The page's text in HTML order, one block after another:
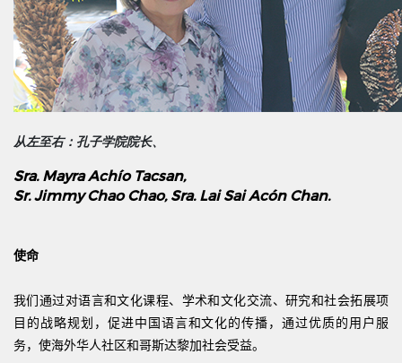
从左至右：孔子学院院长、
Sra. Mayra Achío Tacsan,
Sr. Jimmy Chao Chao, Sra. Lai Sai Acón Chan.
使命
我们通过对语言和文化课程、学术和文化交流、研究和社会拓展项
目的战略规划，促进中国语言和文化的传播，通过优质的用户服
务，使海外华人社区和哥斯达黎加社会受益。